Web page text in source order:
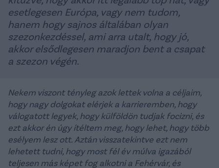
esetlegesen Európa, vagy nem tudom,
hanem hogy sajnos általában olyan
szezonkezdéssel, ami arra utalt, hogy jó,
akkor elsődlegesen maradjon bent a csapat
a szezon végén.
Nekem viszont tényleg azok lettek volna a céljaim,
hogy nagy dolgokat elérjek a karrieremben, hogy
válogatott legyek, hogy külföldön tudjak focizni, és
ezt akkor én úgy ítéltem meg, hogy lehet, hogy több
esélyem lesz ott. Aztán visszatekintve ezt nem
lehetett tudni, hogy most fél év múlva igazából
teljesen más képet fog alkotni a Fehérvár, és